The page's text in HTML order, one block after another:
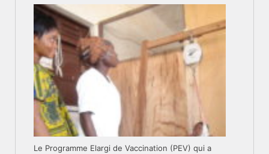
Le Programme Elargi de Vaccination (PEV) qui a